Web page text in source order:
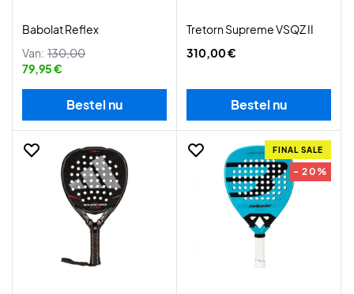
Babolat Reflex
Van: 130,00
79,95 €
Bestel nu
Tretorn Supreme VSQZ II
310,00 €
Bestel nu
FINAL SALE
- 20%